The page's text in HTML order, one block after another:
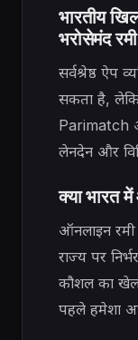
भारतीय
भरोसेमंद
सर्वश्रेष्ठ ऐप
सकता है,
Parimatch
लेनदेन और
क्या भारत
ऑनलाइन
राज्य पर
कौशल का
पहले हमेशा